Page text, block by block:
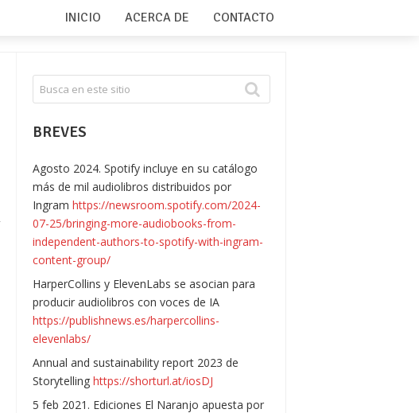
INICIO ACERCA DE CONTACTO
BREVES
Agosto 2024. Spotify incluye en su catálogo
más de mil audiolibros distribuidos por
Ingramhttps://newsroom.spotify.com/2024-
07-25/bringing-more-audiobooks-from-
independent-authors-to-spotify-with-ingram-
content-group/
HarperCollins y ElevenLabs se asocian para
producir audiolibros con voces de IA
https://publishnews.es/harpercollins-
elevenlabs/
Annual and sustainability report 2023 de
Storytellinghttps://shorturl.at/iosDJ
5 feb 2021. Ediciones El Naranjo apuesta por